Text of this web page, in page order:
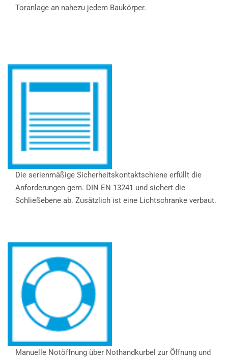
Toranlage an nahezu jedem Baukörper.
Die serienmäßige Sicherheitskontaktschiene erfüllt die
Anforderungen gem. DIN EN 13241 und sichert die
Schließebene ab. Zusätzlich ist eine Lichtschranke verbaut.
Manuelle Notöffnung über Nothandkurbel zur Öffnung und